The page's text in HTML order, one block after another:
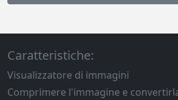
Caratteristiche:
Visualizzatore di immagini
Comprimere l'immagine e